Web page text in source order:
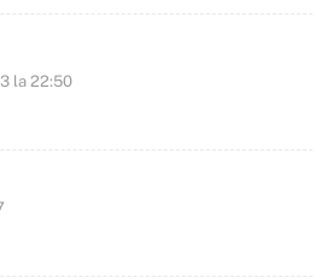
la 22:50